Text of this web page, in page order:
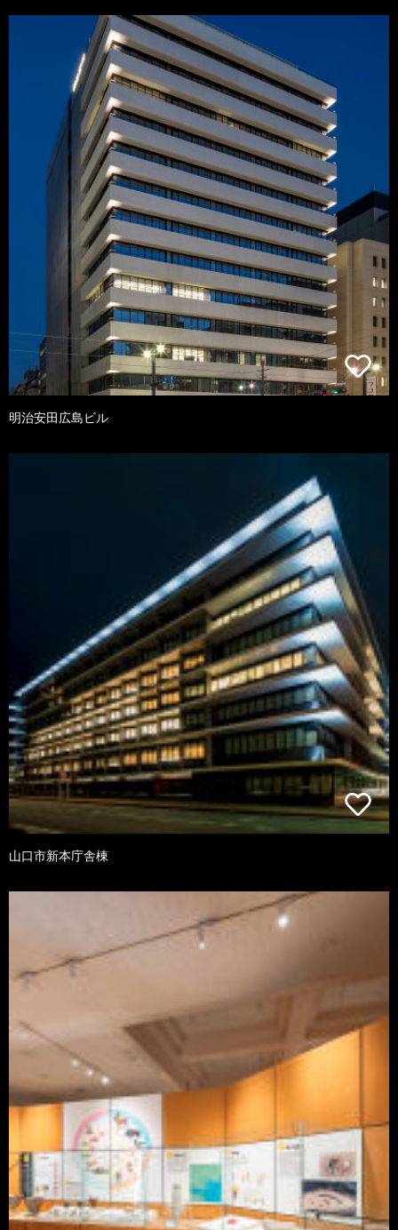
明治安田広島ビル
山口市新本庁舎棟